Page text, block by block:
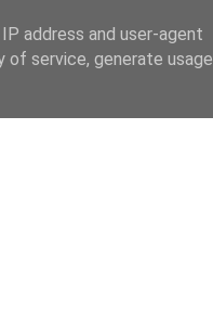
address and user-agent
of service, generate usage